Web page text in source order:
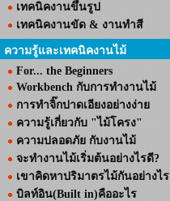
เทคนิคงานขึ้นรูป
เทคนิคงานขัด & งานทำสี
ความรู้และเทคนิคงานไม้
For... the Beginners
Workbench กับการทำงานไม้
การทำจิ๊กปาดเอียงอย่างง่าย
ความรู้เกี่ยวกับ "ไม้โครง"
ความปลอดภัย กับงานไม้
จะทำงานไม้เริ่มต้นอย่างไรดี?
เขาคิดหาปริมาตรไม้กันอย่างไร
บิลท์อิน(Built in)คืออะไร